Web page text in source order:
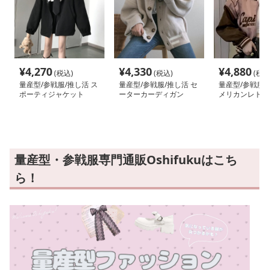
¥4,270(税込)
量産型/参戦服/推し活 ス
ポーティジャケット
¥4,330(税込)
量産型/参戦服/推し活 セ
ーターカーディガン
¥4,880(税
量産型/参戦服/
メリカンレト
量産型・参戦服専門通販Oshifukuはこち
ら！